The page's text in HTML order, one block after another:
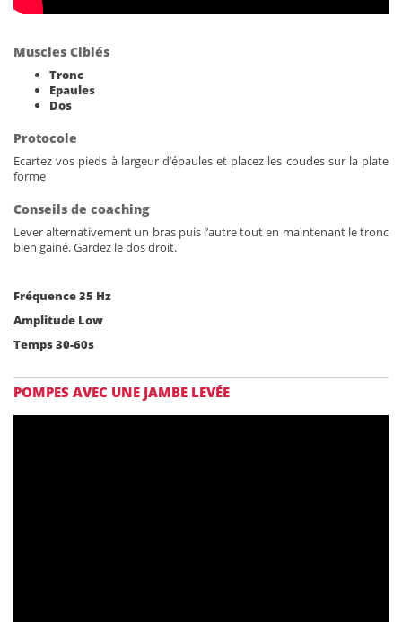
Muscles Ciblés
Tronc
Epaules
Dos
Protocole
Ecartez vos pieds à largeur d’épaules et placez les coudes sur la plate
forme
Conseils de coaching
Lever alternativement un bras puis l’autre tout en maintenant le tronc
bien gainé. Gardez le dos droit.
Fréquence 35 Hz
Amplitude Low
Temps 30-60s
POMPES AVEC UNE JAMBE LEVÉE